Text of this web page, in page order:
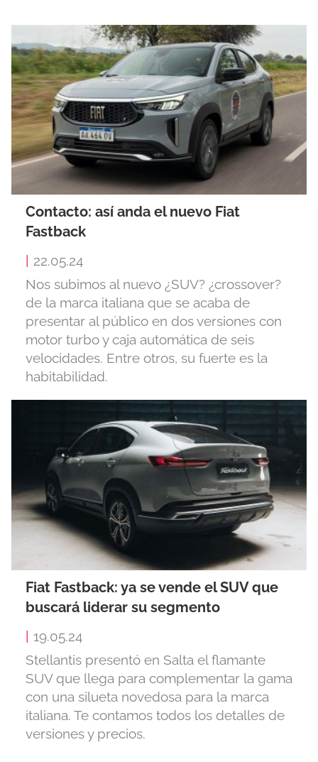
Contacto: así anda el nuevo Fiat
Fastback
22.05.24
Nos subimos al nuevo ¿SUV? ¿crossover?
de la marca italiana que se acaba de
presentar al público en dos versiones con
motor turbo y caja automática de seis
velocidades. Entre otros, su fuerte es la
habitabilidad.
Fiat Fastback: ya se vende el SUV que
buscará liderar su segmento
19.05.24
Stellantis presentó en Salta el flamante
SUV que llega para complementar la gama
con una silueta novedosa para la marca
italiana. Te contamos todos los detalles de
versiones y precios.